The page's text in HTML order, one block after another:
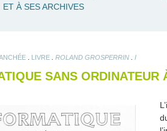
ET À SES ARCHIVES
LIVRE ROLAND GROSPERRIN I
SANS